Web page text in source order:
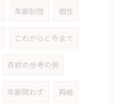
年齢制限 個性
これからと今まで
奇跡の参考の例
年齢問わず 再婚